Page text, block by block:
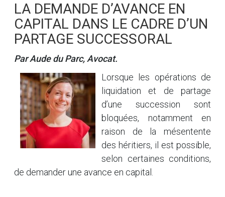
LA DEMANDE D’AVANCE EN
CAPITAL DANS LE CADRE D’UN
PARTAGE SUCCESSORAL
Par Aude du Parc, Avocat.
Lorsque les opérations de
liquidation et de partage
d’une succession sont
bloquées, notamment en
raison de la mésentente
des héritiers, il est possible,
selon certaines conditions,
de demander une avance en capital.